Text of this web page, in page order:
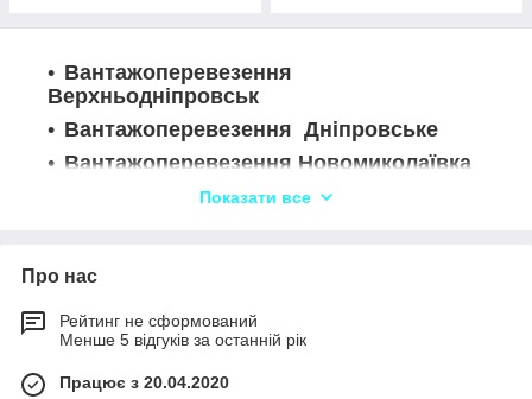
Вантажоперевезення
Верхньодніпровськ
Вантажоперевезення Дніпровське
Вантажоперевезення Новомиколаївка
Вантажоперевезення Авксенівка
Вантажоперевезення Бородаївські
Хутори
Вантажоперевезення Братське
Показати все
Про нас
Рейтинг не сформований
Менше 5 відгуків за останній рік
Працює з 20.04.2020